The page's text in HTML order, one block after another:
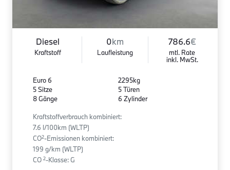
Diesel
Kraftstoff
0km
Laufleistung
786.6€
mtl. Rate
inkl. MwSt.
Euro 6
5 Sitze
8 Gänge
2295kg
5 Türen
6 Zylinder
Kraftstoffverbrauch kombiniert:
7.6 l/100km (WLTP)
CO2-Emissionen kombiniert:
199 g/km (WLTP)
CO 2-Klasse: G